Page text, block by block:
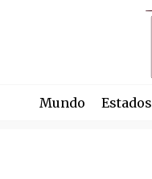
Mundo Estados